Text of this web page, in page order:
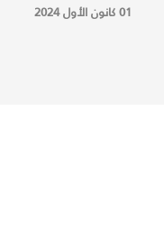
01 كانون الأول 2024